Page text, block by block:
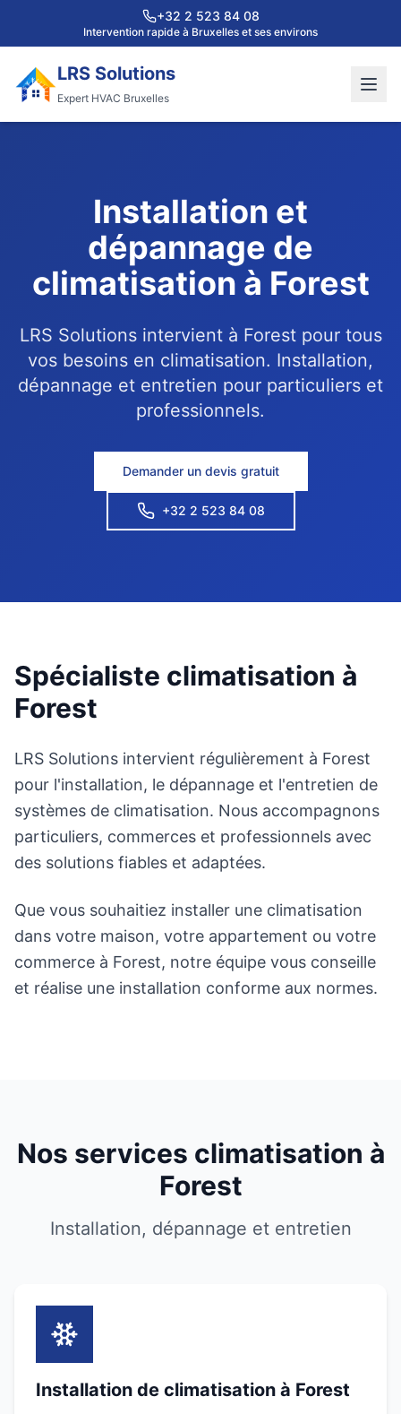
+32 2 523 84 08
Intervention rapide à Bruxelles et ses environs
LRS Solutions
Expert HVAC Bruxelles
Installation et
dépannage de
climatisation à Forest
LRS Solutions intervient à Forest pour tous
vos besoins en climatisation. Installation,
dépannage et entretien pour particuliers et
professionnels.
Demander un devis gratuit
+32 2 523 84 08
Spécialiste climatisation à
Forest
LRS Solutions intervient régulièrement à Forest
pour l'installation, le dépannage et l'entretien de
systèmes de climatisation. Nous accompagnons
particuliers, commerces et professionnels avec
des solutions fiables et adaptées.
Que vous souhaitiez installer une climatisation
dans votre maison, votre appartement ou votre
commerce à Forest, notre équipe vous conseille
et réalise une installation conforme aux normes.
Nos services climatisation à
Forest
Installation, dépannage et entretien
Installation de climatisation à Forest